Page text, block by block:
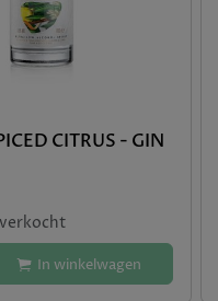
CITRUS - GIN
In winkelwagen